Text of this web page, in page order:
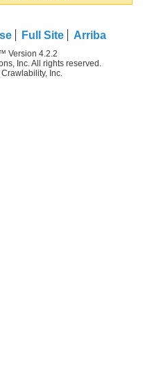
Full Site Arriba
Version 4.2.2
Inc. All rights reserved.
Inc.